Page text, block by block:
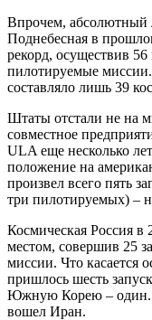
Впрочем, абсолютный
Поднебесная в
рекорд, осуществив
пилотируемые
составляло лишь 39
Штаты отстали не на
совместное
ULA еще несколько
положение на
произвел всего пять
три пилотируемых) –
Космическая Россия в
местом, совершив 25
миссии. Что касается
пришлось шесть
Южную Корею – один.
вошел Иран.